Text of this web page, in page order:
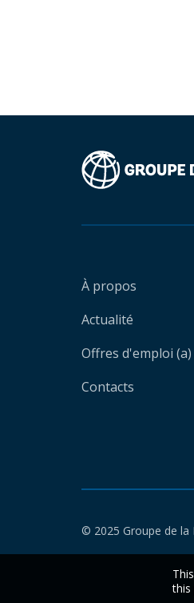
À propos
Actualité
Offres d'emploi (a)
Contacts
© 2025 Groupe de la
this